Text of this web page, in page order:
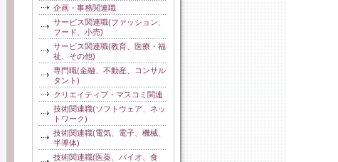
企画・事務関連職
サービス関連職(ファッション、
フード、小売)
サービス関連職(教育、医療・福
祉、その他)
専門職(金融、不動産、コンサル
タント)
クリエイティブ・マスコミ関連
技術関連職(ソフトウェア、ネッ
トワーク)
技術関連職(電気、電子、機械、
半導体)
技術関連職(医薬、バイオ、食